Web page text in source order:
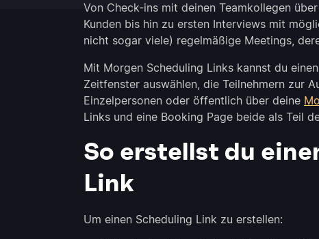
Von Check-ins mit deinen Teamkollegen
Kunden bis hin zu ersten Interviews mit
nicht sogar viele) regelmäßige Meetings,
Mit Morgen Scheduling Links kannst du
Zeitfenster auswählen, die Teilnehmern zur
Einzelpersonen oder öffentlich über deine
Links und eine Booking Page beide als Teil
So erstellst du
Link
Um einen Scheduling Link zu erstellen: